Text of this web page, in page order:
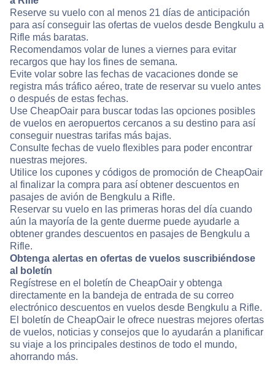
Reserve su vuelo con al menos 21 días de anticipación
para así conseguir las ofertas de vuelos desde Bengkulu a
Rifle más baratas.
Recomendamos volar de lunes a viernes para evitar
recargos que hay los fines de semana.
Evite volar sobre las fechas de vacaciones donde se
registra más tráfico aéreo, trate de reservar su vuelo antes
o después de estas fechas.
Use CheapOair para buscar todas las opciones posibles
de vuelos en aeropuertos cercanos a su destino para así
conseguir nuestras tarifas más bajas.
Consulte fechas de vuelo flexibles para poder encontrar
nuestras mejores.
Utilice los cupones y códigos de promoción de CheapOair
al finalizar la compra para así obtener descuentos en
pasajes de avión de Bengkulu a Rifle.
Reservar su vuelo en las primeras horas del día cuando
aún la mayoría de la gente duerme puede ayudarle a
obtener grandes descuentos en pasajes de Bengkulu a
Rifle.
Obtenga alertas en ofertas de vuelos suscribiéndose
al boletín
Regístrese en el boletín de CheapOair y obtenga
directamente en la bandeja de entrada de su correo
electrónico descuentos en vuelos desde Bengkulu a Rifle.
El boletín de CheapOair le ofrece nuestras mejores ofertas
de vuelos, noticias y consejos que lo ayudarán a planificar
su viaje a los principales destinos de todo el mundo,
ahorrando más.